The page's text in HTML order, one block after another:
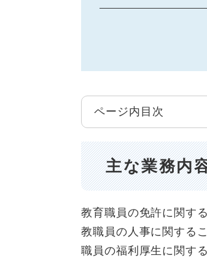
ページ内目次
主な業務内
教育職員の免許に関す
教職員の人事に関する
職員の福利厚生に関す